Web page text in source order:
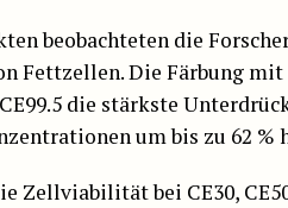
beobachteten die
Fettzellen. Die Färbung
die stärkste
um bis zu 62 %
Zellviabilität bei CE30,